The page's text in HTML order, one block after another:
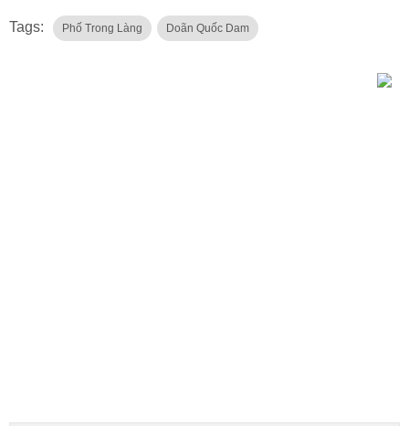
Tags: Phố Trong Làng Doãn Quốc Dam